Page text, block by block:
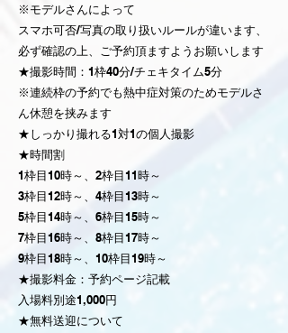
※モデルさんによって
スマホ可否/写真の取り扱いルールが違います、
必ず確認の上、ご予約頂ますようお願いします
★撮影時間：1枠40分/チェキタイム5分
※連続枠の予約でも熱中症対策のためモデルさ
ん休憩を挟みます
★しっかり撮れる1対1の個人撮影​
★時間割
1枠目10時～、2枠目11時～
3枠目12時～、4枠目13時～
5枠目14時～、6枠目15時～
7枠目16時～、8枠目17時～
9枠目18時～、10枠目19時～
​★撮影料金：予約ページ記載
入場料別途1,000円
★無料送迎について